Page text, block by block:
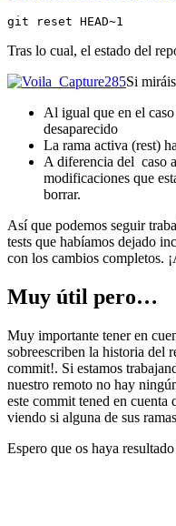
git reset HEAD~1
Tras lo cual, el estado del
Si
Al igual que en el
desaparecido
La rama activa (rest)
A diferencia del caso
modificaciones que
borrar.
Así que podemos seguir
tests que habíamos dejado
con los cambios completos.
Muy útil pero…
Muy importante tener en
sobreescriben la historia del
commit!. Si estamos
nuestro remoto no hay
este commit tened en cuenta
viendo si alguna de sus
Espero que os haya